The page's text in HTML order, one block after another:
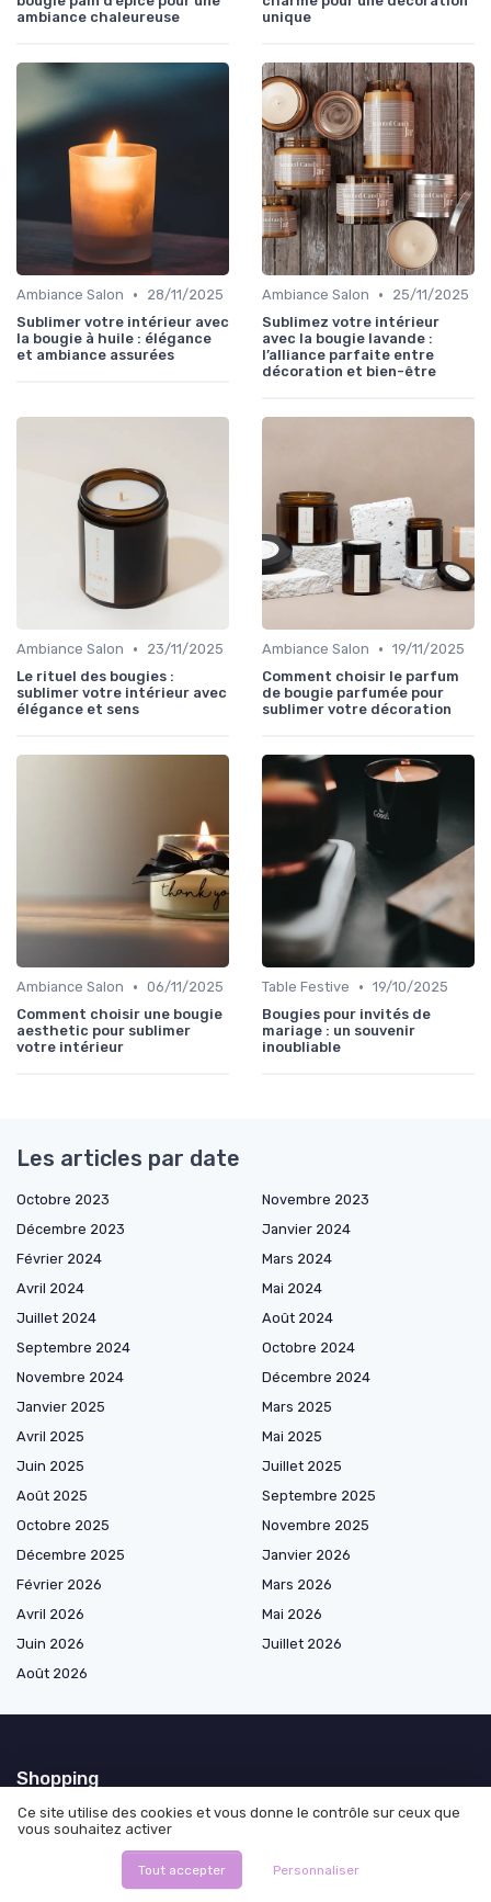
ambiance chaleureuse
unique
Ambiance Salon •
28/11/2025
Sublimer votre intérieur avec
la bougie à huile : élégance
et ambiance assurées
Ambiance Salon •
25/11/2025
Sublimez votre intérieur
avec la bougie lavande :
l’alliance parfaite entre
décoration et bien-être
Ambiance Salon •
23/11/2025
Le rituel des bougies :
sublimer votre intérieur avec
élégance et sens
Ambiance Salon • 19/11/2025
Comment choisir le parfum
de bougie parfumée pour
sublimer votre décoration
Ambiance Salon • 06/11/2025
Comment choisir une bougie
aesthetic pour sublimer
votre intérieur
Table Festive • 19/10/2025
Bougies pour invités de
mariage : un souvenir
inoubliable
Les articles par date
Octobre 2023
Novembre 2023
Décembre 2023
Janvier 2024
Février 2024
Mars 2024
Avril 2024
Mai 2024
Juillet 2024
Août 2024
Septembre 2024
Octobre 2024
Novembre 2024
Décembre 2024
Janvier 2025
Mars 2025
Avril 2025
Mai 2025
Juin 2025
Juillet 2025
Août 2025
Septembre 2025
Octobre 2025
Novembre 2025
Décembre 2025
Janvier 2026
Février 2026
Mars 2026
Avril 2026
Mai 2026
Juin 2026
Juillet 2026
Août 2026
Shopping
Bougies par type de cire
Bougies par parfum
Ce site utilise des cookies et vous donne le contrôle sur ceux que
vous souhaitez activer
Tout accepter Personnaliser